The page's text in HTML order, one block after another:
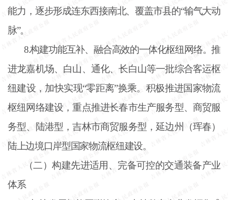
能力，逐步形成连东西接南北、覆盖市县的“输气大动
脉”。
8.构建功能互补、融合高效的一体化枢纽网络。推
进龙嘉机场、白山、通化、长白山等一批综合客运枢
纽建设，加快实现“零距离”换乘。积极推进国家物流
枢纽网络建设，重点推进长春市生产服务型、商贸服
务型、陆港型，吉林市商贸服务型，延边州（珲春）
陆上边境口岸型国家物流枢纽建设。
（二）构建先进适用、完备可控的交通装备产业
体系